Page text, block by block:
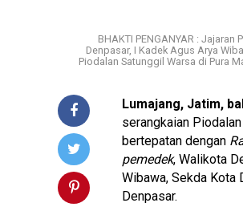
BHAKTI PENGANYAR :
Denpasar, I Kadek Agus Arya
Piodalan Satunggil Warsa di Pura
Lumajang, Jatim,
serangkaian
bertepatan dengan
pemedek, Walikota
Wibawa, Sekda Kota
Denpasar.